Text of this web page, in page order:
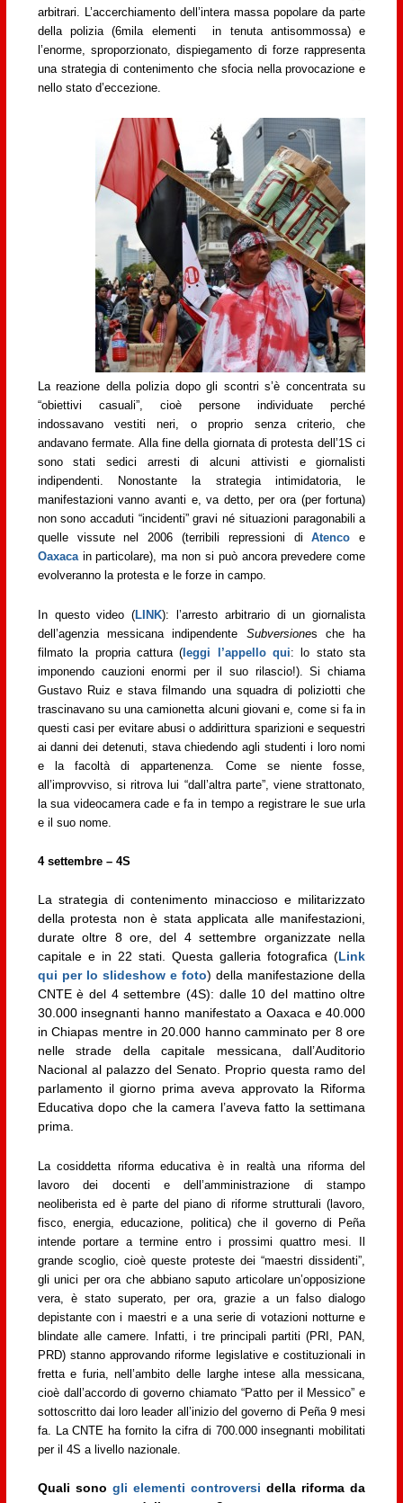
arbitrari. L’accerchiamento dell’intera massa popolare da parte
della polizia (6mila elementi in tenuta antisommossa) e
l’enorme, sproporzionato, dispiegamento di forze rappresenta
una strategia di contenimento che sfocia nella provocazione e
nello stato d’eccezione.
La reazione della polizia dopo gli scontri s’è concentrata su
“obiettivi casuali”, cioè persone individuate perché
indossavano vestiti neri, o proprio senza criterio, che
andavano fermate. Alla fine della giornata di protesta dell’1S ci
sono stati sedici arresti di alcuni attivisti e giornalisti
indipendenti. Nonostante la strategia intimidatoria, le
manifestazioni vanno avanti e, va detto, per ora (per fortuna)
non sono accaduti “incidenti” gravi né situazioni paragonabili a
quelle vissute nel 2006 (terribili repressioni diAtenco e
Oaxacain particolare), ma non si può ancora prevedere come
evolveranno la protesta e le forze in campo.
In questo video (LINK): l’arresto arbitrario di un giornalista
dell’agenzia messicana indipendente Subversiones che ha
filmato la propria cattura (leggi l’appello qui: lo stato sta
imponendo cauzioni enormi per il suo rilascio!). Si chiama
Gustavo Ruiz e stava filmando una squadra di poliziotti che
trascinavano su una camionetta alcuni giovani e, come si fa in
questi casi per evitare abusi o addirittura sparizioni e sequestri
ai danni dei detenuti, stava chiedendo agli studenti i loro nomi
e la facoltà di appartenenza. Come se niente fosse,
all’improvviso, si ritrova lui “dall’altra parte”, viene strattonato,
la sua videocamera cade e fa in tempo a registrare le sue urla
e il suo nome.
4 settembre – 4S
La strategia di contenimento minaccioso e militarizzato
della protesta non è stata applicata alle manifestazioni,
durate oltre 8 ore, del 4 settembre organizzate nella
capitale e in 22 stati. Questa galleria fotografica (Link
qui per lo slideshow e foto) della manifestazione della
CNTE è del 4 settembre (4S): dalle 10 del mattino oltre
30.000 insegnanti hanno manifestato a Oaxaca e 40.000
in Chiapas mentre in 20.000 hanno camminato per 8 ore
nelle strade della capitale messicana, dall’Auditorio
Nacional al palazzo del Senato. Proprio questa ramo del
parlamento il giorno prima aveva approvato la Riforma
Educativa dopo che la camera l’aveva fatto la settimana
prima.
La cosiddetta riforma educativa è in realtà una riforma del
lavoro dei docenti e dell’amministrazione di stampo
neoliberista ed è parte del piano di riforme strutturali (lavoro,
fisco, energia, educazione, politica) che il governo di Peña
intende portare a termine entro i prossimi quattro mesi. Il
grande scoglio, cioè queste proteste dei “maestri dissidenti”,
gli unici per ora che abbiano saputo articolare un’opposizione
vera, è stato superato, per ora, grazie a un falso dialogo
depistante con i maestri e a una serie di votazioni notturne e
blindate alle camere. Infatti, i tre principali partiti (PRI, PAN,
PRD) stanno approvando riforme legislative e costituzionali in
fretta e furia, nell’ambito delle larghe intese alla messicana,
cioè dall’accordo di governo chiamato “Patto per il Messico” e
sottoscritto dai loro leader all’inizio del governo di Peña 9 mesi
fa. La CNTE ha fornito la cifra di 700.000 insegnanti mobilitati
per il 4S a livello nazionale.
Quali sono gli elementi controversi della riforma da